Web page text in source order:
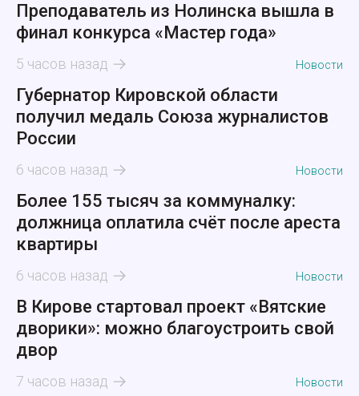
Преподаватель из Нолинска вышла в
финал конкурса «Мастер года»
5 часов назад Новости
Губернатор Кировской области
получил медаль Союза журналистов
России
6 часов назад Новости
Более 155 тысяч за коммуналку:
должница оплатила счёт после ареста
квартиры
6 часов назад Новости
В Кирове стартовал проект «Вятские
дворики»: можно благоустроить свой
двор
7 часов назад Новости